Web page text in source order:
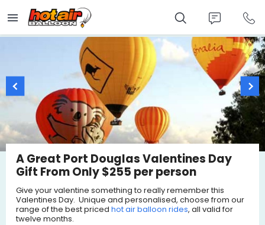
main
content
A Great Port Douglas Valentines Day
Gift From Only $255 per person
Give your valentine something to really remember this
Valentines Day. Unique and personalised, choose from our
range of the best pricedhot air balloon rides, all valid for
twelve months.